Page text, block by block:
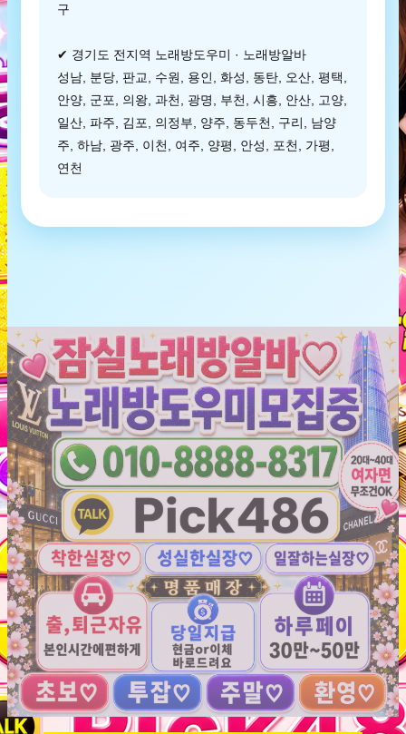
구
✔ 경기도 전지역 노래방도우미 · 노래방알바
성남, 분당, 판교, 수원, 용인, 화성, 동탄, 오산, 평택,
안양, 군포, 의왕, 과천, 광명, 부천, 시흥, 안산, 고양,
일산, 파주, 김포, 의정부, 양주, 동두천, 구리, 남양
주, 하남, 광주, 이천, 여주, 양평, 안성, 포천, 가평,
연천